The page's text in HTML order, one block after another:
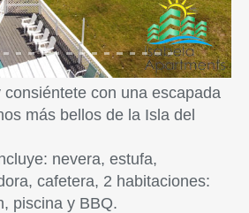
con una escapada
más bellos de la Isla del
nevera, estufa,
cafetera, 2 habitaciones:
piscina y BBQ.